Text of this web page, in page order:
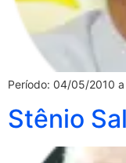
Período: 04/05/2010
Stênio